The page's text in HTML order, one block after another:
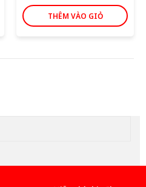
THÊM VÀO GIỎ